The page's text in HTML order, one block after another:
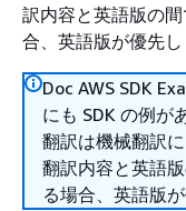
訳内容と英語版の
合、英語版が優先し
Doc AWS SDK
にも SDK の例が
翻訳は機械翻訳
翻訳内容と英語
る場合、英語版が